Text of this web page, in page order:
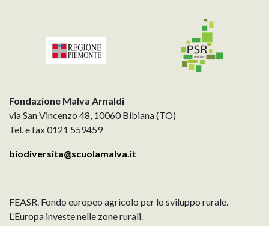
Fondazione Malva Arnaldi
via San Vincenzo 48, 10060 Bibiana (TO)
Tel. e fax 0121 559459
biodiversita@scuolamalva.it
FEASR. Fondo europeo agricolo per lo sviluppo rurale.
L’Europa investe nelle zone rurali.